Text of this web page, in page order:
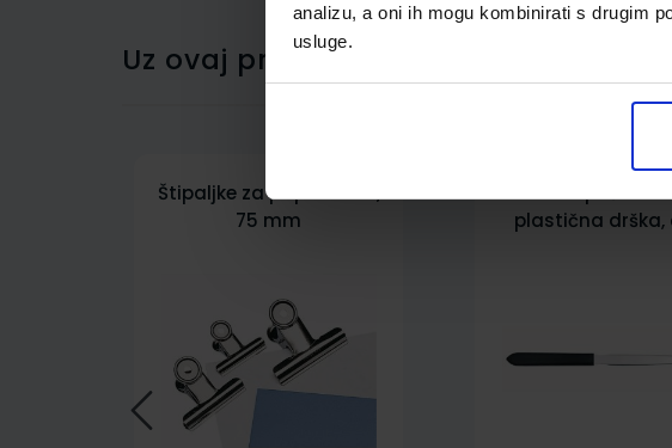
analizu, a oni ih mogu kombinirati s drugim
usluge.
Uz ovaj proizvod kupci su kupili i ovo…
Štipaljke za papir Wedo,
75 mm
Nož za poštu
plastična drška,